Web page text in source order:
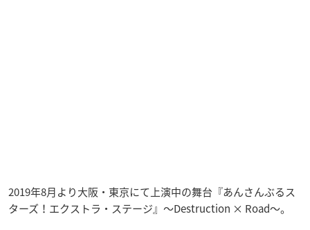
2019年8月より大阪・東京にて上演中の舞台『あんさんぶるス
ターズ！エクストラ・ステージ』～Destruction × Road～。